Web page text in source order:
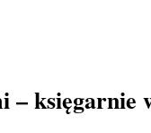
– księgarnie